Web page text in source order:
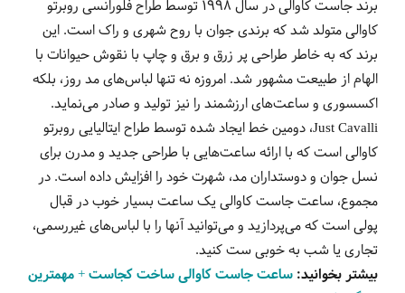
برند جاست کاوالی در سال 1998 توسط طراح فلورانسی روبرتو
کاوالی متولد شد که برندی جوان با روح شهری و راک است. این
برند که به خاطر طراحی پر زرق و برق و چاپ با نقوش حیوانات با
الهام از طبیعت مشهور شد. امروزه نه تنها لباس‌های مد روز، بلکه
اکسسوری و ساعت‌های ارزشمند را نیز تولید و صادر می‌نماید.
Just Cavalli، دومین خط ایجاد شده توسط طراح ایتالیایی روبرتو
کاوالی است که با ارائه ساعت‌هایی با طراحی جدید و مدرن برای
نسل جوان و دوستداران مد، شهرت خود را افزایش داده است. در
مجموع، ساعت جاست کاوالی یک ساعت بسیار خوب در قبال
پولی است که می‌پردازید و می‌توانید آنها را با لباس‌های غیررسمی،
تجاری یا شب به خوبی ست کنید.
بیشتر بخوانید: ساعت جاست کاوالی ساخت کجاست + مهمترین